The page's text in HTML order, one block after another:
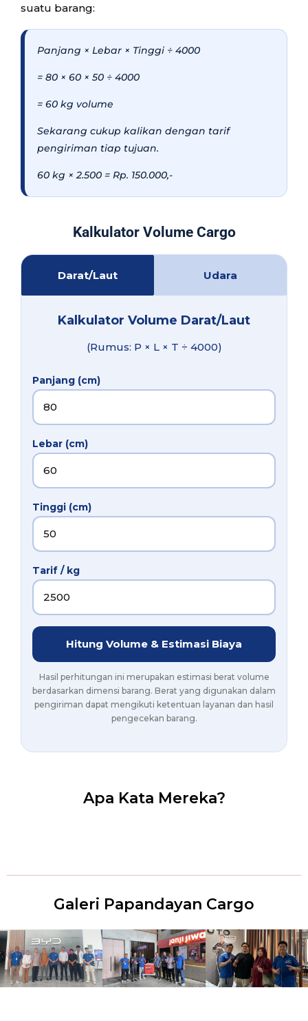
suatu barang:
Panjang × Lebar × Tinggi ÷ 4000
= 80 × 60 × 50 ÷ 4000
= 60 kg volume
Sekarang cukup kalikan dengan tarif
pengiriman tiap tujuan.
60 kg × 2.500 = Rp. 150.000,-
Kalkulator Volume Cargo
Darat/Laut Udara
Kalkulator Volume Darat/Laut
(Rumus: P × L × T ÷ 4000)
Panjang (cm)
Lebar (cm)
Tinggi (cm)
Tarif / kg
Hitung Volume & Estimasi Biaya
Hasil perhitungan ini merupakan estimasi berat volume
berdasarkan dimensi barang. Berat yang digunakan dalam
pengiriman dapat mengikuti ketentuan layanan dan hasil
pengecekan barang.
Apa Kata Mereka?
Galeri Papandayan Cargo